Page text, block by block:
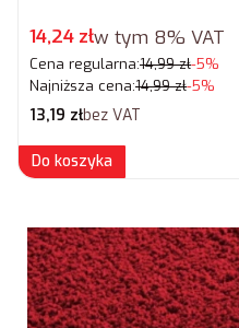
Cena promocyjna brutto
14,24 złw tym 8% VAT
Cena regularna:14,99 zł-5%
Najniższa cena:14,99 zł-5%
Cena netto
13,19 złbez VAT
Do koszyka